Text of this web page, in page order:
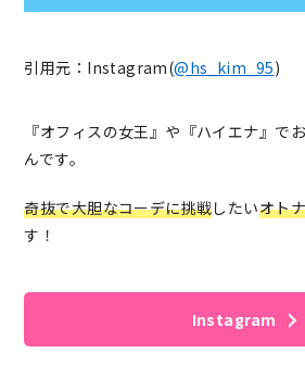
引用元：Instagram(@hs_kim_95)
『オフィスの女王』や『ハイエナ』で
んです。
奇抜で大胆なコーデに挑戦したいオト
す！
Instagram